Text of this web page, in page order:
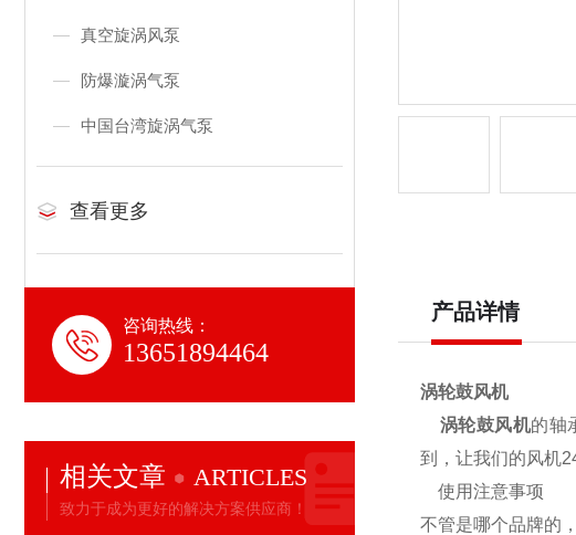
真空旋涡风泵
防爆漩涡气泵
中国台湾旋涡气泵
查看更多
咨询热线：
13651894464
相关文章 ARTICLES
致力于成为更好的解决方案供应商！
产品详情
涡轮鼓风机
涡轮鼓风机的轴
到，让我们的风机
使用注意事项
不管是哪个品牌的